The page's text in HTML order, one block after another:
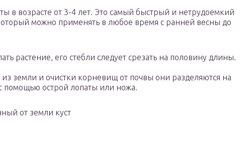
в возрасте от 3-4 лет. Это самый быстрый и нетрудоемкий
можно применять в любое время с ранней весны до
растение, его стебли следует срезать на половину длины.
земли и очистки корневищ от почвы они разделяются на
помощью острой лопаты или ножа.
от земли куст